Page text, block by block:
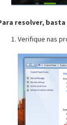
resolver,
Verifique nas